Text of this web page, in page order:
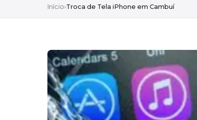
Início›Troca de Tela iPhone em Cambuí